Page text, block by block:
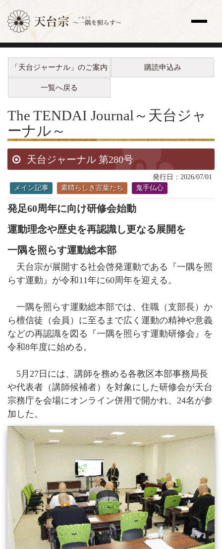
サイト内検索
トップページ
更新情報一覧
教え
歴史と人物
宗祖・高祖・祖師・開祖
天台座主
法要
天台声明（てんだいしょうみょう）
全国の寺院
主な寺院
海外の寺院
寺院紹介
天台宗リンク集
全国の行事
行事報告
出版刊行物
天台ジャーナル
年中行事リーフレット(しおり)
天台宗開運招福カレンダー
ほとけさまのサイン
僧侶になるには
天台の主張
比叡山宗教サミット
災害時における天台宗の取り組み
檀信徒のお勤めの作法と心得
年中行事・歳時記
葬儀と供養について
法話集
天台青少年比叡山の集いのご案内
天台宗務庁
一隅を照らす運動総本部
天台宗典編纂所
各地の宗務所
関連機関
「天台ジャーナル」のご案内 購読申込み
一覧へ戻る
The TENDAI Journal ～天台ジャ
ーナル～
天台ジャーナル 第280号
発行日：2026/07/01
メイン記事
素晴らしき言葉たち 鬼手仏心
発足60周年に向け研修会始動
運動理念や歴史を再認識し更なる展開を
一隅を照らす運動総本部
天台宗が展開する社会啓発運動である『一隅を照
らす運動』が令和11年に60周年を迎える。
一隅を照らす運動総本部では、住職（支部長）か
ら檀信徒（会員）に至るまで広く運動の精神や意義
などの再認識を図る『一隅を照らす運動研修会』を
令和8年度に始める。
5月27日には、講師を務める各教区本部事務局長
や代表者（講師候補者）を対象にした研修会が天台
宗務庁を会場にオンライン併用で開かれ、24名が参
加した。